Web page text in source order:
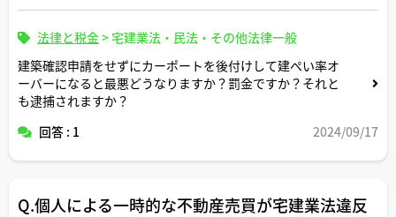
法律と税金>宅建業法・民法・その他法律一般
建築確認申請をせずにカーポートを後付けして建ぺい率オ
ーバーになると最悪どうなりますか？罰金ですか？それと
も逮捕されますか？
回答 : 1
2024/09/17
Q.個人による一時的な不動産売買が宅建業法違反